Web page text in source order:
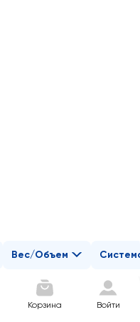
Вес/Объем
Корзина Войти